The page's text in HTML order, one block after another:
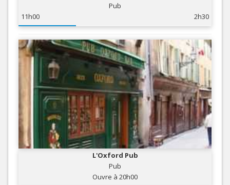
Pub
11h00
2h30
L'Oxford Pub
Pub
Ouvre à 20h00